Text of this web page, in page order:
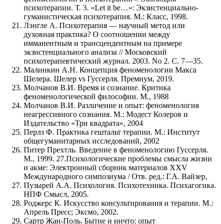
психотерапии. Т. 3. «Let it be…»: Экзистенциально-
гуманистическая психотерапия. М.: Класс, 1998.
Лэнгле А. Психотерапия — научный метод или
духовная практика? О соотношении между
имманентным и трансцендентным на примере
экзистенциального анализа // Московский
психотерапевтический журнал. 2003. No 2. С. 7—35.
Малинкин А.Н. Концепция феноменологии Макса
Шелера. Шелер vs Гуссерля. Премиум, 2019.
Молчанов В.И. Время и сознание. Критика
феноменологической философии. М., 1988
Молчанов В.И. Различение и опыт: феноменология
неагрессивного сознания. М.: Модест Колеров и
Издательство «Три квадрата», 2004
Перлз Ф. Практика гештальт терапии. М.: Институт
общегуманитарных исследований, 2002
Питер Прехтль. Введение в феноменологию Гуссерля.
М., 1999. 27.Психологические проблемы смысла жизни
и акме: Электронный сборник материалов XXV
Международного симпозиума / Отв. ред.: Г.А. Вайзер,
Пузырей А.А. Психология. Психотехника. Психагогика.
НПФ Смысл, 2005.
Роджерс К. Искусство консультирования и терапии. М.:
Апрель Пресс; Эксмо, 2002.
Сартр Жан-Поль. Бытие и ничто: опыт